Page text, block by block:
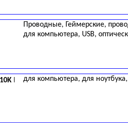
Проводные, Геймерские,
для компьютера, USB,
Blackдля компьютера, для